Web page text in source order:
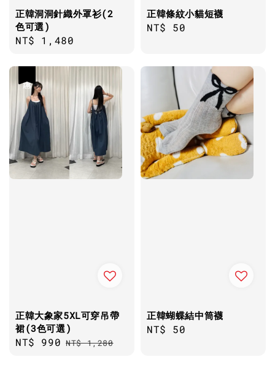
正韓洞洞針織外罩衫(2
色可選)
Regular
NT$ 1,480
正韓條紋小貓短襪
Regular
NT$ 50
正韓大象家5XL可穿吊帶
裙(3色可選)
Sale
NT$ 990 Regular
NT$ 1,280
正韓蝴蝶結中筒襪
Regular
NT$ 50